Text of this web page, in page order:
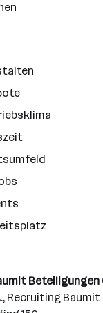
Beteiligungen
Recruiting